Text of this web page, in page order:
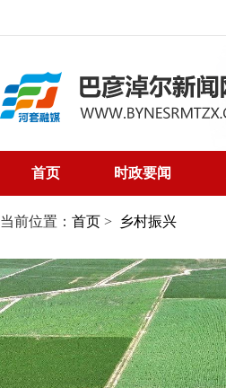
首页 时政要闻
当前位置： 首页 > 乡村振兴